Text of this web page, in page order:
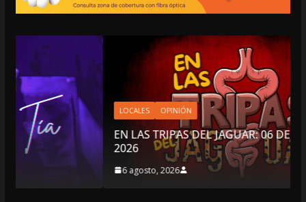
LOCALES OPINIÓN
EN LAS TRIPAS DEL JAGUAR: 06 DE AGOSTO DE
2026
6 agosto, 2026